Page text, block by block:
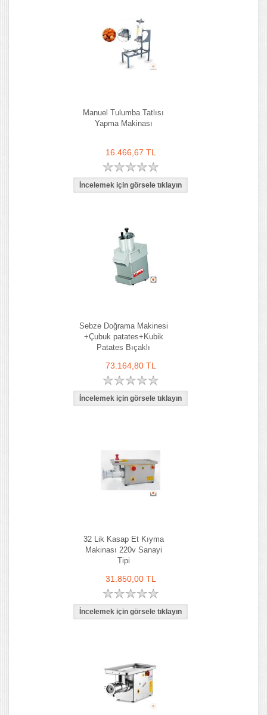
Manuel Tulumba Tatlısı
Yapma Makinası
16.466,67 TL
Sebze Doğrama Makinesi
+Çubuk patates+Kubik
Patates Bıçaklı
73.164,80 TL
32 Lik Kasap Et Kıyma
Makinası 220v Sanayi
Tipi
31.850,00 TL